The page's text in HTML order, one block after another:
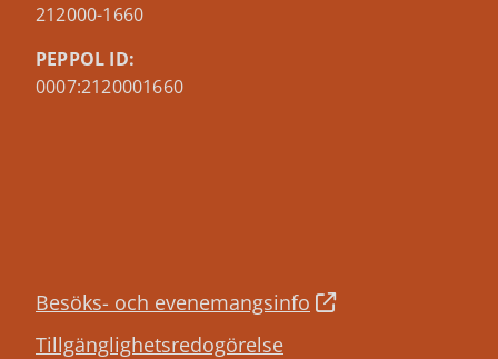
212000-1660
PEPPOL ID:
0007:2120001660
Besöks- och evenemangsinfo
Tillgänglighetsredogörelse